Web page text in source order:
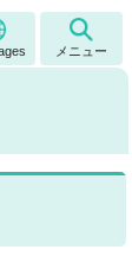
メニュー